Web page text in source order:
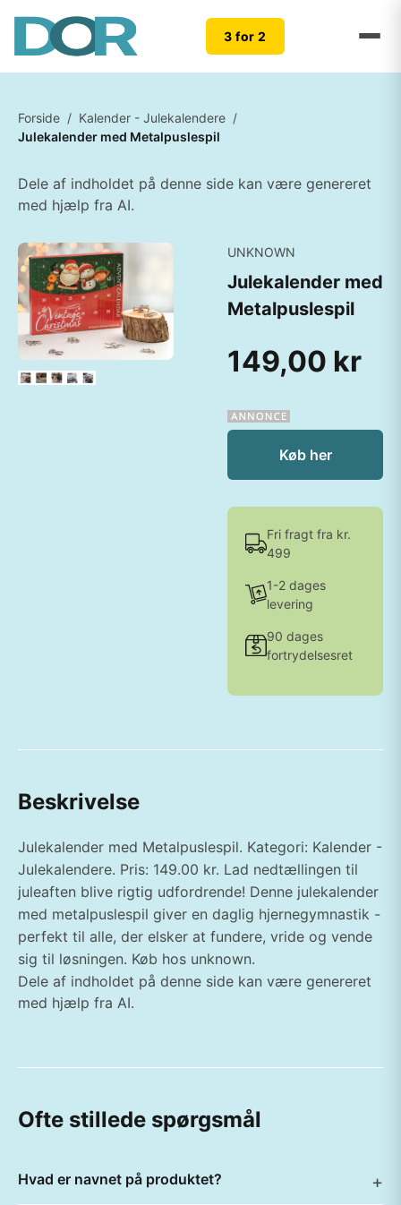
3 for 2
Forside / Kalender - Julekalendere /
Julekalender med Metalpuslespil
Dele af indholdet på denne side kan være genereret
med hjælp fra AI.
UNKNOWN
Julekalender med
Metalpuslespil
149,00 kr
Køb her
Fri fragt fra kr.
499
1-2 dages
levering
90 dages
fortrydelsesret
Beskrivelse
Julekalender med Metalpuslespil. Kategori: Kalender -
Julekalendere. Pris: 149.00 kr. Lad nedtællingen til
juleaften blive rigtig udfordrende! Denne julekalender
med metalpuslespil giver en daglig hjernegymnastik -
perfekt til alle, der elsker at fundere, vride og vende
sig til løsningen. Køb hos unknown.
Dele af indholdet på denne side kan være genereret
med hjælp fra AI.
Ofte stillede spørgsmål
Hvad er navnet på produktet?